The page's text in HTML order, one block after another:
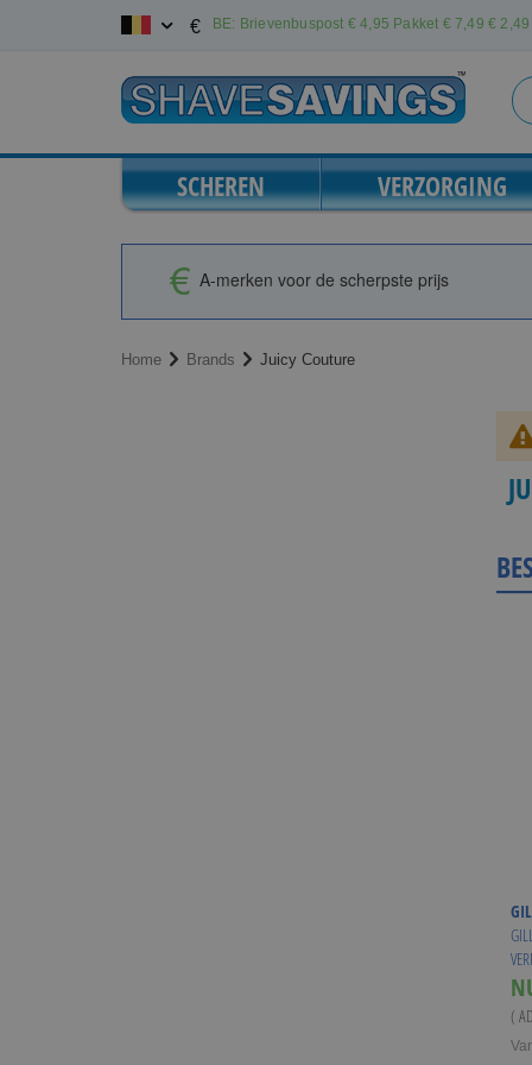
Ga
inhoud
€ BE: Brievenbuspost € 4,95 Pakket € 7,49 €
SCHEREN VERZORGING
A-merken voor de scherpste prijs
Home Brands Juicy Couture
(